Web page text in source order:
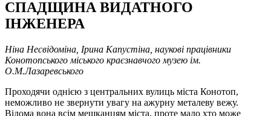
СПАДЩИНА ВИДАТНОГО
ІНЖЕНЕРА
Ніна Несвідоміна, Ірина Капустіна, наукові працівники
Конотопського міського краєзнавчого музею ім.
О.М.Лазаревського
Проходячи однією з центральних вулиць міста Конотоп,
неможливо не звернути увагу на ажурну металеву вежу.
Відома вона всім мешканцям міста, проте мало хто може